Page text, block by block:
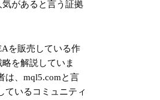
があると言う証拠
を販売している作
を解説していま
は、mql5.comと言
ているコミュニティ